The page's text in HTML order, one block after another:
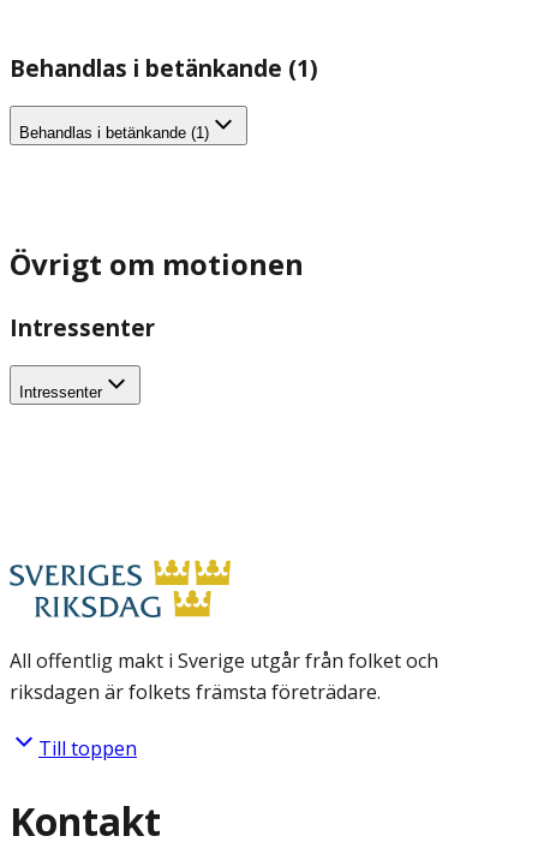
Behandlas i betänkande (1)
Behandlas i betänkande (1)
Övrigt om motionen
Intressenter
Intressenter
All offentlig makt i Sverige utgår från folket och
riksdagen är folkets främsta företrädare.
Till toppen
Kontakt